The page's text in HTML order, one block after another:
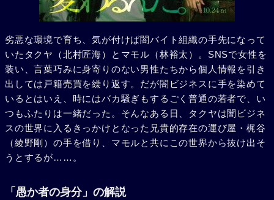
劣悪な環境で育ち、気が付けば闇バイト組織の手先になって
いたタクヤ（北村匠海）とマモル（林裕太）。SNSで女性を
装い、言葉巧みに身寄りのない男性たちから個人情報を引き
出しては戸籍売買を繰り返す。だが闇ビジネスに手を染めて
いるとはいえ、時にはバカ騒ぎもするごく普通の若者で、い
つもふたりは一緒だった。そんなある日、タクヤは闇ビジネ
スの世界に入るきっかけとなった兄貴的存在の運び屋・梶谷
（綾野剛）の手を借り、マモルと共にこの世界から抜け出そ
うとするが……。
「愚か者の身分」の解説